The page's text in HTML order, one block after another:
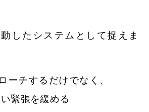
したシステムとして捉えま
ーチするだけでなく、
緊張を緩める